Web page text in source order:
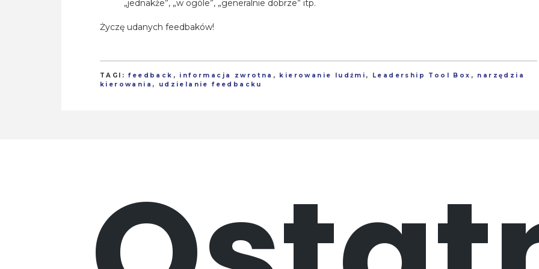
„jednakże”, „w ogóle”, „generalnie dobrze” itp.
Życzę udanych feedbaków!
TAGI:feedback , informacja zwrotna , kierowanie ludźmi , Leadership Tool Box , narzędzia
kierowania , udzielanie feedbacku